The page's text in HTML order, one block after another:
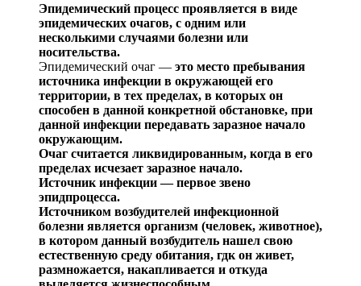
Эпидемический процесс проявляется в виде
эпидемических очагов, с одним или
несколькими случаями болезни или
носительства.
Эпидемический очаг — это место пребывания
источника инфекции в окружающей его
территории, в тех пределах, в которых он
способен в данной конкретной обстановке, при
данной инфекции передавать заразное начало
окружающим.
Очаг считается ликвидированным, когда в его
пределах исчезает заразное начало.
Источник инфекции —первое звено
эпидпроцесса.
Источником возбудителей инфекционной
болезни является организм (человек, животное),
в котором данный возбудитель нашел свою
естественную среду обитания, гдк он живет,
размножается, накапливается и откуда